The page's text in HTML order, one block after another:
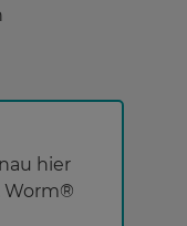
hier
Worm®